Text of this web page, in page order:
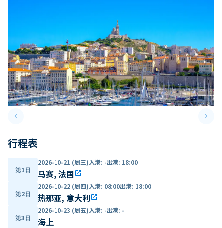
keyboard_arrow_leftPrevious slide keyboard_arrow_right
行程表
第1日
2026-10-21 (周三)入港: -出港: 18:00
马赛, 法国open_in_new
第2日
2026-10-22 (周四)入港: 08:00出港: 18:00
热那亚, 意大利open_in_new
第3日
2026-10-23 (周五)入港: -出港: -
海上